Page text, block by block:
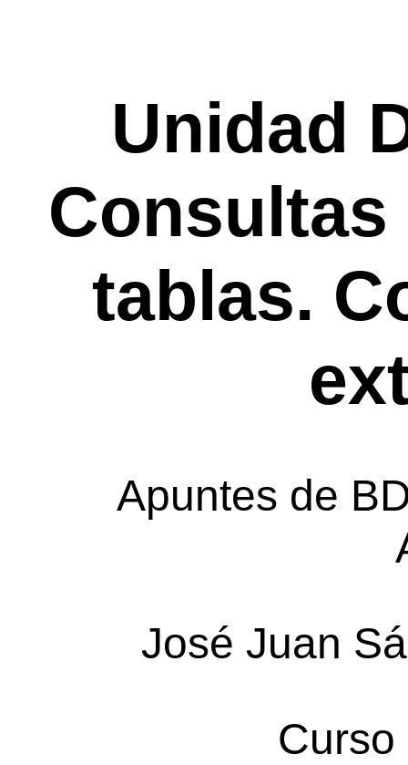
Unidad
tablas.
Apuntes de
José Juan
Curso